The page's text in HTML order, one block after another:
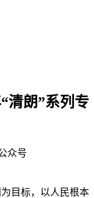
清朗”系列专
众号
目标，以人民根本